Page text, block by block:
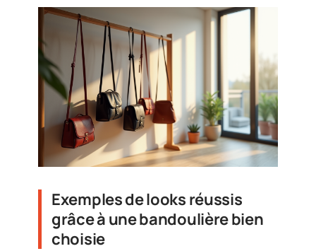
Exemples de looks réussis
grâce à une bandoulière bien
choisie